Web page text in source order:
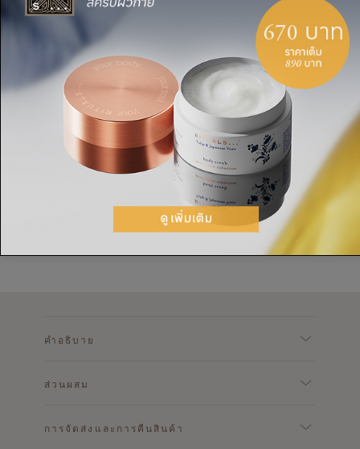
วิธีใช้
ใช้ 1-2 ครั้งต่อสัปดาห์เพื่อเพิ่มความชุ่มชื้น, โดยที่ดี
ที่สุดคือหลังจากอาบน้ำก่อนที่จะนอน, เนื่องจากผิวที่
สะอาดจะช่วยให้สารสกัดที่มีประสิทธิภาพเข้าสู่ผิวได้
ง่ายขึ้น นอกจากนี้ยังสามารถใช้ร่วมกับครีมบำรุง
ร่างกายปกติของคุณและใช้ในช่วงวันได้ด้วย ครีมที่
ไม่ต้องล้างออกจะถูกดูดซึมเข้าสู่ผิวได้อย่างรวดเร็ว,
จึงไม่ทำให้เสื้อผ้าหรือผ้าปูที่นอนเปื้อนขี้น
คำอธิบาย
ส่วนผสม
การจัดส่งและการคืนสินค้า